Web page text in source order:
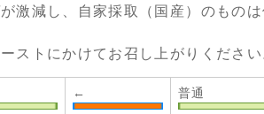
激減し、自家採取（国産）のもの
ストにかけてお召し上がりください
← 普通